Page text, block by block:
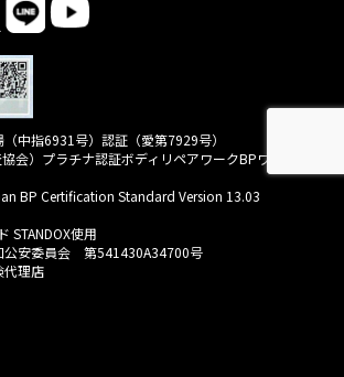
中指6931号）認証（愛第7929号）
会）プラチナ認証ボディリペアワークBPワークス
BP Certification Standard Version 13.03
STANDOX使用
安委員会 第541430A34700号
代理店